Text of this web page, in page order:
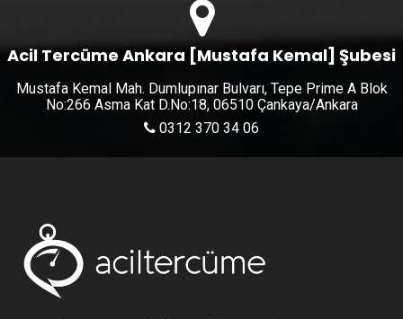
Acil Tercüme Ankara [Mustafa Kemal] Şubesi
Mustafa Kemal Mah. Dumlupınar Bulvarı, Tepe Prime A Blok
No:266 Asma Kat D.No:18, 06510 Çankaya/Ankara
0312 370 34 06